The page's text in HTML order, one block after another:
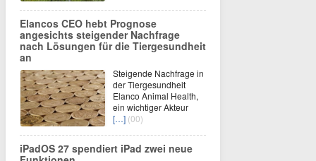
Elancos CEO hebt Prognose
angesichts steigender Nachfrage
nach Lösungen für die Tiergesundheit
an
Steigende Nachfrage in
der Tiergesundheit
Elanco Animal Health,
ein wichtiger Akteur
[…] (00)
iPadOS 27 spendiert iPad zwei neue